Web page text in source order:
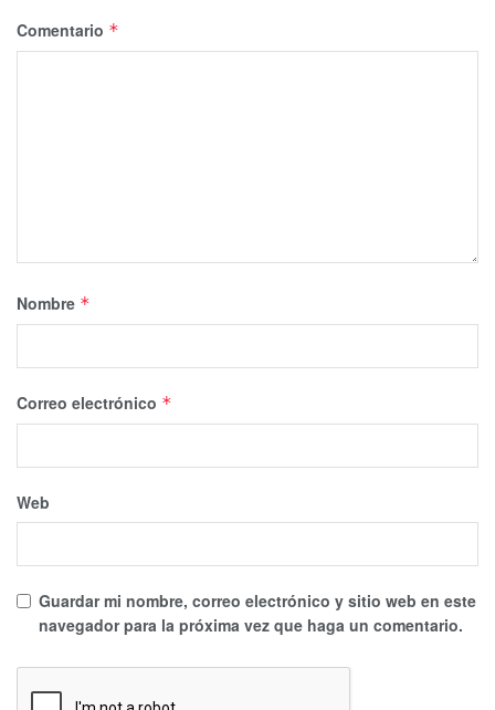
Comentario *
Nombre *
Correo electrónico *
Web
Guardar mi nombre, correo electrónico y sitio web en este
navegador para la próxima vez que haga un comentario.